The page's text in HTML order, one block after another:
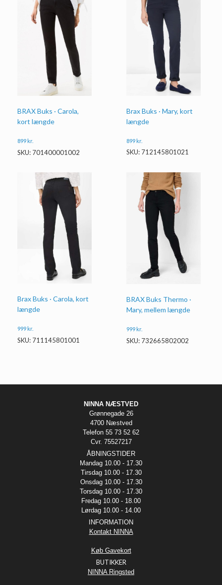
BRAX Buks · Carola,
kort længde
899 kr.
SKU: 701400001002
Brax Buks · Mary, kort
længde
899kr.
SKU: 712145801021
Brax Buks · Carola, kort
længde
999 kr.
SKU: 711145801001
BRAX Buks Thermo ·
Mary, mellem længde
999kr.
SKU: 732665802002
NINNA NÆSTVED
Grønnegade 26
4700 Næstved
Telefon 55 73 52 62
Cvr. 75527217
ÅBNINGSTIDER
Mandag 10.00 - 17.30
Tirsdag 10.00 - 17.30
Onsdag 10.00 - 17.30
Torsdag 10.00 - 17.30
Fredag 10.00 - 18.00
Lørdag 10.00 - 14.00
INFORMATION
Kontakt NINNA
Køb Gavekort
BUTIKKER
NINNA Ringsted